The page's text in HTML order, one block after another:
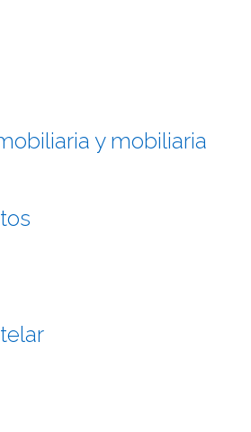
y mobiliaria